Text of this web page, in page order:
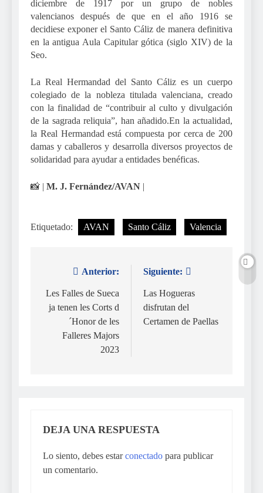
diciembre de 1917 por un grupo de nobles
valencianos después de que en el año 1916 se
decidiese exponer el Santo Cáliz de manera definitiva
en la antigua Aula Capitular gótica (siglo XIV) de la
Seo.
La Real Hermandad del Santo Cáliz es un cuerpo
colegiado de la nobleza titulada valenciana, creado
con la finalidad de “contribuir al culto y divulgación
de la sagrada reliquia”, han añadido.En la actualidad,
la Real Hermandad está compuesta por cerca de 200
damas y caballeros y desarrolla diversos proyectos de
solidaridad para ayudar a entidades benéficas.
📸 | M. J. Fernández/AVAN |
Etiquetado: AVAN Santo Cáliz Valencia
Navegación
de
entradas
Anterior:
Les Falles de Sueca
ja tenen les Corts d
´Honor de les
Falleres Majors
2023
Siguiente:
Las Hogueras
disfrutan del
Certamen de Paellas
DEJA UNA RESPUESTA
Lo siento, debes estarconectado para publicar
un comentario.